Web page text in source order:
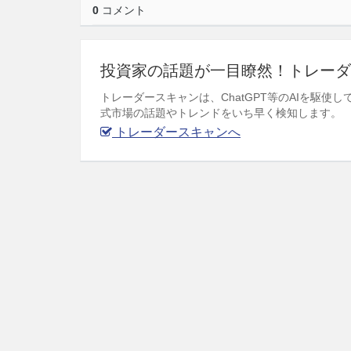
0 コメント
投資家の話題が一目瞭然！トレー
トレーダースキャンは、ChatGPT等のAIを駆使
式市場の話題やトレンドをいち早く検知します。
トレーダースキャンへ